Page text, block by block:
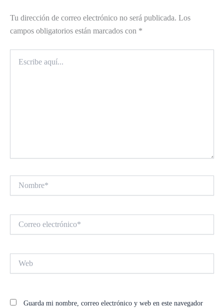
Tu dirección de correo electrónico no será publicada. Los
campos obligatorios están marcados con *
aquí...
electrónico*
Guarda mi nombre, correo electrónico y web en este navegador